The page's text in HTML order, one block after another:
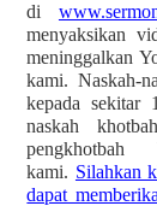
di
menyaksikan
meninggalkan
kami. Naskah-
kepada sekitar
naskah
kami. Silahkan
dapat